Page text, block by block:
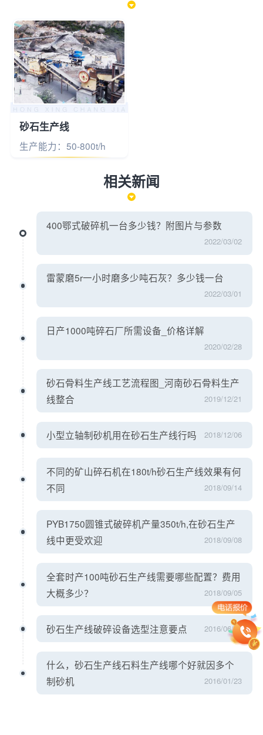
砂石生产线
生产能力：50-800t/h
相关新闻
400鄂式破碎机一台多少钱？附图片与参数
2022/03/02
雷蒙磨5r一小时磨多少吨石灰？多少钱一台
2022/03/01
日产1000吨碎石厂所需设备_价格详解
2020/02/28
砂石骨料生产线工艺流程图_河南砂石骨料生产
线整合
2019/12/21
小型立轴制砂机用在砂石生产线行吗 2018/12/06
不同的矿山碎石机在180t/h砂石生产线效果有何
不同
2018/09/14
PYB1750圆锥式破碎机产量350t/h,在砂石生产
线中更受欢迎
2018/09/08
全套时产100吨砂石生产线需要哪些配置？费用
大概多少？
2018/09/05
砂石生产线破碎设备选型注意要点 2016/06/02
什么，砂石生产线石料生产线哪个好就因多个
制砂机
2016/01/23